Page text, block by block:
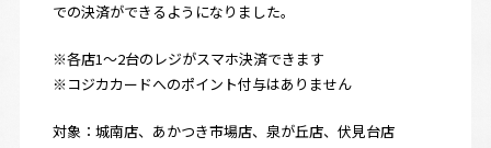
での決済ができるようになりました。
※各店1～2台のレジがスマホ決済できます
※コジカカードへのポイント付与はありません
対象：城南店、あかつき市場店、泉が丘店、伏見台店